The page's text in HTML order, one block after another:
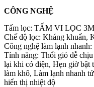
CÔNG NGHỆ
Tấm lọc: TẤM VI LỌC 3M
Chế độ lọc: Kháng khuẩn,
Công nghệ làm lạnh nhanh:
Tính năng: Thổi gió dễ
lại khi có điện, Hẹn giờ bật
làm khô, Làm lạnh nhanh
hiển thị nhiệt độ